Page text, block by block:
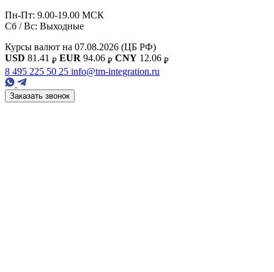
Пн-Пт: 9.00-19.00 МСК
Сб / Вс: Выходные
Курсы валют на 07.08.2026 (ЦБ РФ)
USD 81.41 ₽ EUR 94.06 ₽ CNY 12.06 ₽
8 495 225 50 25 info@tm-integration.ru
Заказать звонок